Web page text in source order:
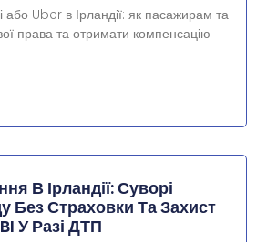
або Uber в Ірландії: як пасажирам та
права та отримати компенсацію
В Ірландії: Суворі
Без Страховки Та Захист
У Разі ДТП